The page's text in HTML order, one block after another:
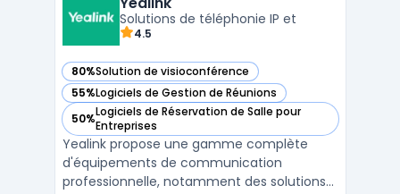
courriel et de remerciement en fo ...
Solutions de téléphonie IP et
4.5
80%Solution de visioconférence
— voir Yealink dans cette catégorie
55%Logiciels de Gestion de Réunions
— voir Yealink dans cette catégorie
50%Logiciels de Réservation de Salle pour
Entreprises
— voir Yealink dans cette catégorie
Yealink propose une gamme complète
d'équipements de communication
professionnelle, notamment des solutions